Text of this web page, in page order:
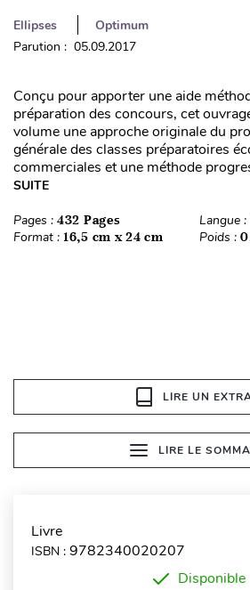
Ellipses
Optimum
Parution : 05.09.2017
Conçu pour apporter une aide
préparation des concours, cet
volume une approche originale du
générale des classes préparatoires
commerciales et une méthode
SUITE
Pages : 432 Pages Langue :
Format : 16,5 cm x 24 cm Poids :
LIRE UN
LIRE LE
Livre
ISBN : 9782340020207
Disponible